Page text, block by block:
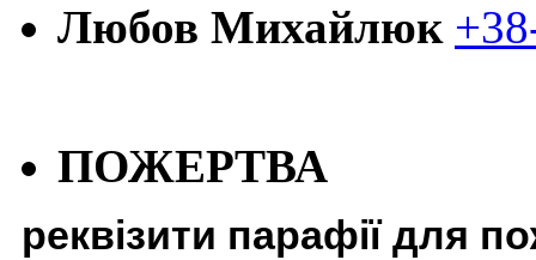
Любов Михайлюк
ПОЖЕРТВА
реквізити парафії для